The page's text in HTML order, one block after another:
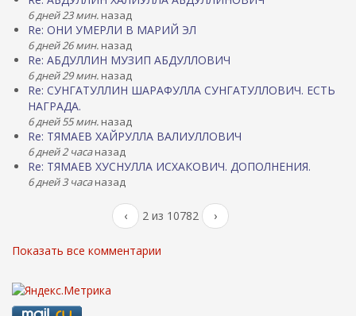
6 дней 23 мин. назад
Re: ОНИ УМЕРЛИ В МАРИЙ ЭЛ
6 дней 26 мин. назад
Re: АБДУЛЛИН МУЗИП АБДУЛЛОВИЧ
6 дней 29 мин. назад
Re: СУНГАТУЛЛИН ШАРАФУЛЛА СУНГАТУЛЛОВИЧ. ЕСТЬ
НАГРАДА.
6 дней 55 мин. назад
Re: ТЯМАЕВ ХАЙРУЛЛА ВАЛИУЛЛОВИЧ
6 дней 2 часаназад
Re: ТЯМАЕВ ХУСНУЛЛА ИСХАКОВИЧ. ДОПОЛНЕНИЯ.
6 дней 3 часаназад
‹ 2 из 10782 ›
Показать все комментарии